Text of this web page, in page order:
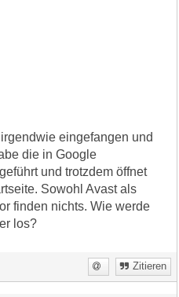
eingefangen und
die in Google
und trotzdem öffnet
Sowohl Avast als
finden nichts. Wie werde
los?
Zitieren